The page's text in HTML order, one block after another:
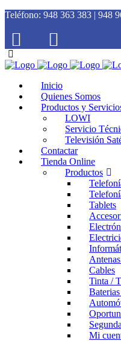
Teléfono: 948 363 383 | 948
Inicio
Quienes Somos
Productos y
LOWI
Servicio
Televisión
Contactar
Tienda Online
Productos
Tablets
Cables
Tinta /
Mi